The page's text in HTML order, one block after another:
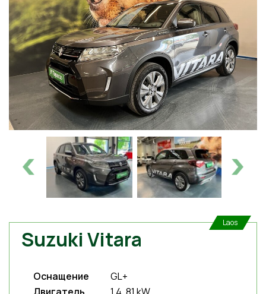
Suzuki Vitara
Laos
Оснащение
GL+